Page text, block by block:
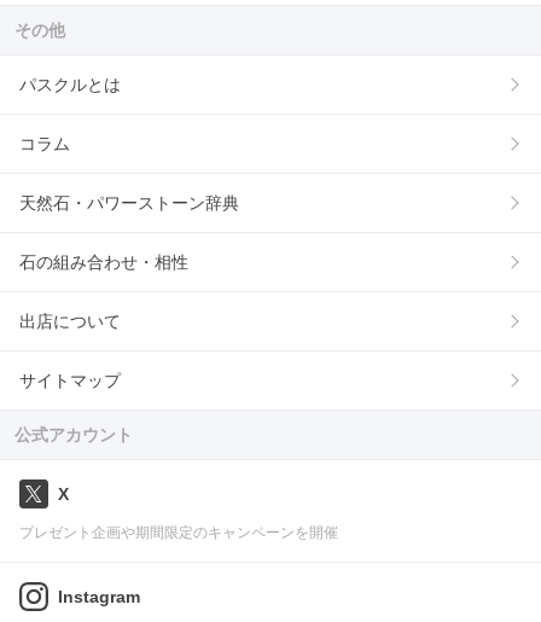
その他
パスクルとは
コラム
天然石・パワーストーン辞典
石の組み合わせ・相性
出店について
サイトマップ
公式アカウント
X
プレゼント企画や期間限定のキャンペーンを開催
Instagram